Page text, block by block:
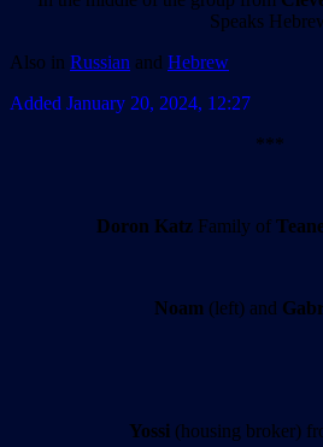
Speaks
Also in Russian and Hebrew
Added January 20, 2024, 12:27
***
Doron Katz Family of
Noam (left) and
Yossi (housing broker)